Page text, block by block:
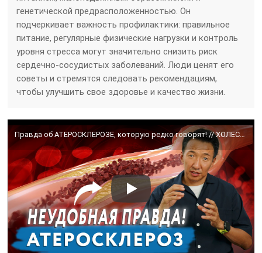
генетической предрасположенностью. Он
подчеркивает важность профилактики: правильное
питание, регулярные физические нагрузки и контроль
уровня стресса могут значительно снизить риск
сердечно-сосудистых заболеваний. Люди ценят его
советы и стремятся следовать рекомендациям,
чтобы улучшить свое здоровье и качество жизни.